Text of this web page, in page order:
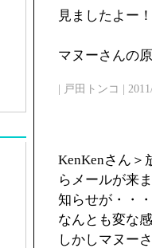
見ましたよー！
マヌーさんの
| 戸田トンコ |
KenKenさん＞
らメールが来
知らせが・・・
なんとも変な
しかしマヌー